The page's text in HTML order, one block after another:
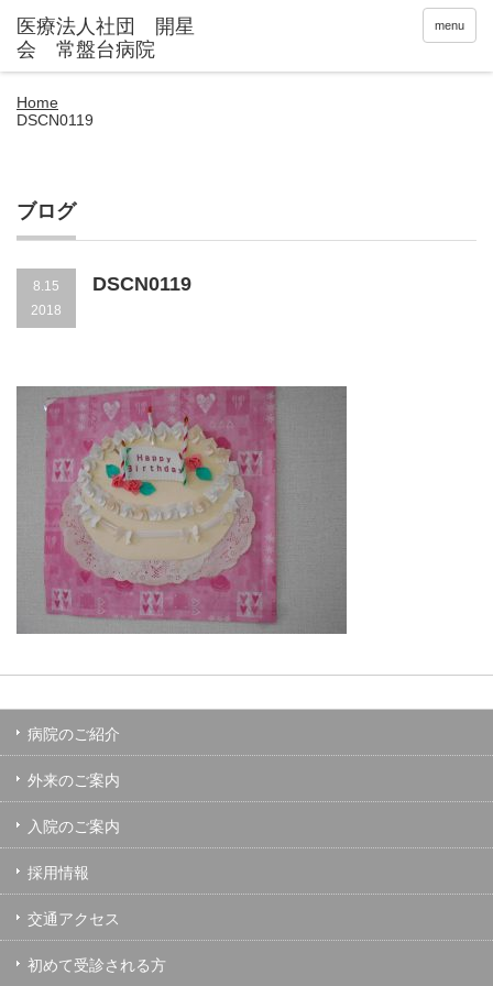
menu
Home
DSCN0119
ブログ
8.15
2018
DSCN0119
病院のご紹介
外来のご案内
入院のご案内
採用情報
交通アクセス
初めて受診される方